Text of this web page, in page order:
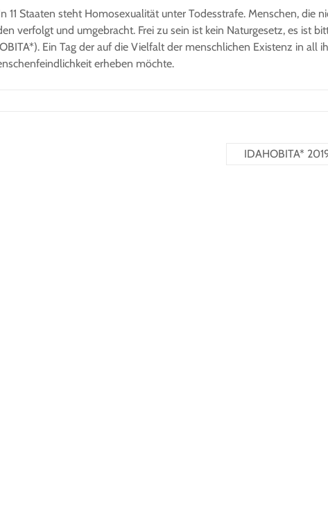
11 Staaten steht Homosexualität unter Todesstrafe. Menschen, die
verfolgt und umgebracht. Frei zu sein ist kein Naturgesetz, es ist
Ein Tag der auf die Vielfalt der menschlichen Existenz in all
erheben möchte.
IDAHOBITA*